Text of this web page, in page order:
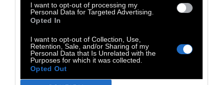
I want to opt-out of processing my
Personal Data for Targeted Advertising.
Opted In
I want to opt-out of Collection, Use,
Retention, Sale, and/or Sharing of my
Personal Data that Is Unrelated with the
Purposes for which it was collected.
Opted Out
(9 Φεβρουαρίου 1867 - 9 Δεκεμβρίου 1916),
ήταν Ιάπωνας πεζογράφος. Είναι περισσότερο
γνωστός σε όλο τον κόσμο για τα
μυθιστορήματά του Kokoro, Botchan, I am a
Cat, Kusamakura και το ημιτελές έργο του
Light and Darkness. Ήταν επίσης μελετητής